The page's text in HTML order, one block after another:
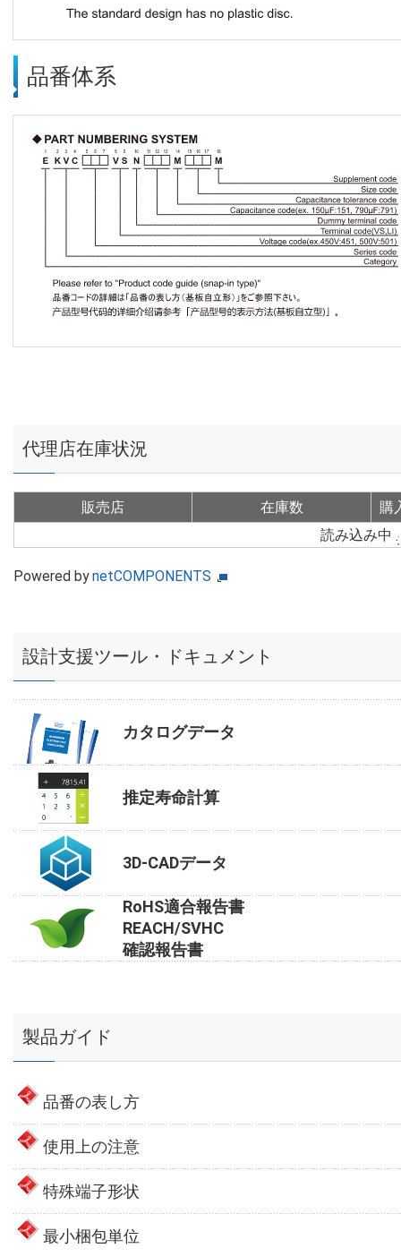
品番体系
代理店在庫状況
販売店 在庫数
購
読み込み中
Powered bynetCOMPONENTS
設計支援ツール・ドキュメント
カタログデータ
推定寿命計算
3D-CADデータ
RoHS適合報告書
REACH/SVHC
確認報告書
製品ガイド
品番の表し方
使用上の注意
特殊端子形状
最小梱包単位